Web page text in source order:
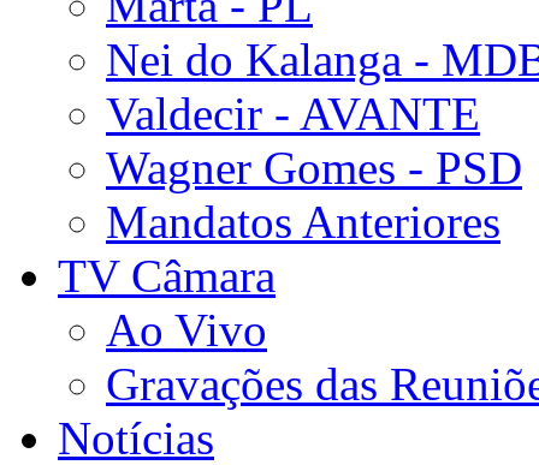
Nei do Kalanga -
Valdecir - AVANTE
Wagner Gomes - PSD
Mandatos Anteriores
TV Câmara
Ao Vivo
Gravações das
Notícias